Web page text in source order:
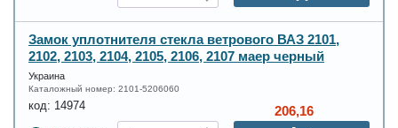
Замок уплотнителя стекла ветрового ВАЗ 2101,
2102, 2103, 2104, 2105, 2106, 2107 маер черный
Украина
Каталожный номер: 2101-5206060
код: 14974 206,16